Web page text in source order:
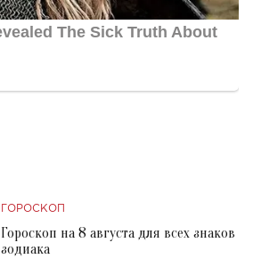
ГОРОСКОП
Гороскоп на 8 августа для всех знаков
зодиака